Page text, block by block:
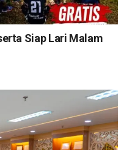
Siap Lari Malam